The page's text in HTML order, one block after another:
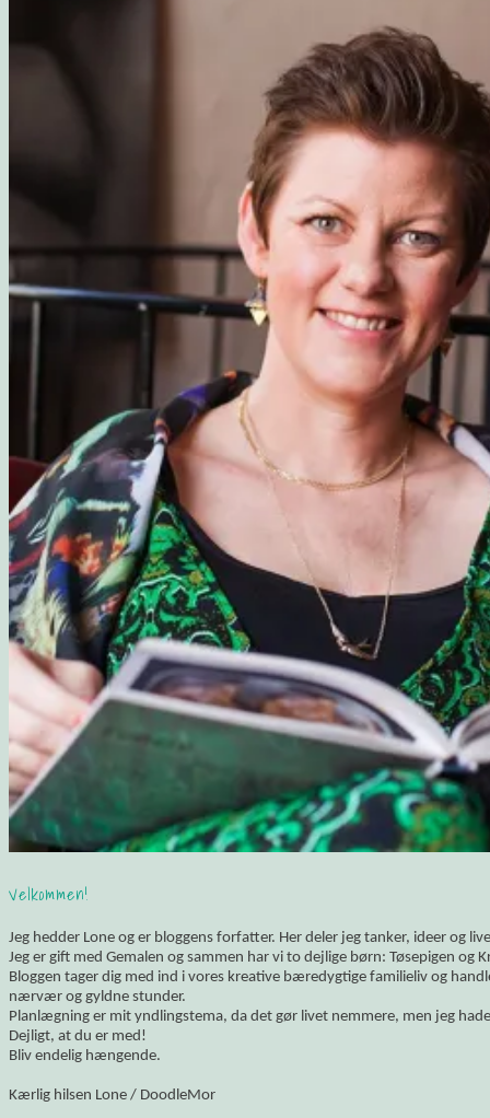
Velkommen!
Jeg hedder Lone og er bloggens forfatter. Her deler jeg tanker, ideer og
Jeg er gift med Gemalen og sammen har vi to dejlige børn: Tøsepigen og
Bloggen tager dig med ind i vores kreative bæredygtige familieliv og
nærvær og gyldne stunder.
Planlægning er mit yndlingstema, da det gør livet nemmere, men jeg
Dejligt, at du er med!
Bliv endelig hængende.
Kærlig hilsen Lone / DoodleMor